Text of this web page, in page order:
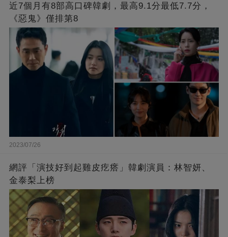
近7個月有8部高口碑韓劇，最高9.1分最低7.7分，
《惡鬼》僅排第8
2023/07/26
網評「演技好到起雞皮疙瘩」韓劇演員：林智妍、
金泰梨上榜